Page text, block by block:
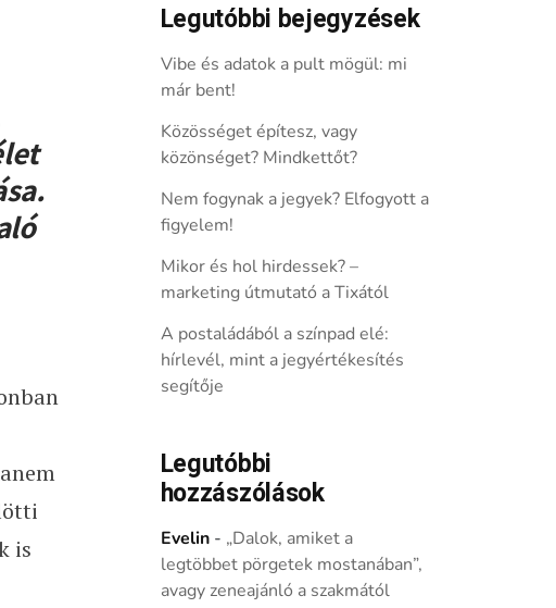
is
Legutóbbi bejegyzések
Vibe és adatok a pult mögül: mi
már bent!
Közösséget építesz, vagy
közönséget? Mindkettőt?
Nem fogynak a jegyek? Elfogyott a
figyelem!
Mikor és hol hirdessek? –
marketing útmutató a Tixától
A postaládából a színpad elé:
hírlevél, mint a jegyértékesítés
segítője
Legutóbbi
hozzászólások
Evelin- „Dalok, amiket a
legtöbbet pörgetek mostanában”,
avagy zeneajánló a szakmától